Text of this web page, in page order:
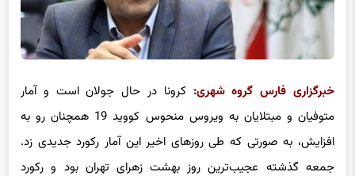
خبرگزاری فارس گروه شهری:‌کرونا در حال جولان است و آمار
متوفیان و مبتلایان به ویروس منحوس کووید 19 همچنان رو به
افزایش، به صورتی که طی روزهای اخیر این آمار رکورد جدیدی زد.
جمعه گذشته عجیب‌ترین روز بهشت زهرای تهران بود و رکورد